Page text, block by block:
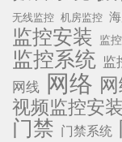
无线监控 机房监控
监控安装 监
监控系统 监
网线 网络
视频监控安装
门禁 门禁系统